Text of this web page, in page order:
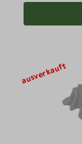
ausverkauft